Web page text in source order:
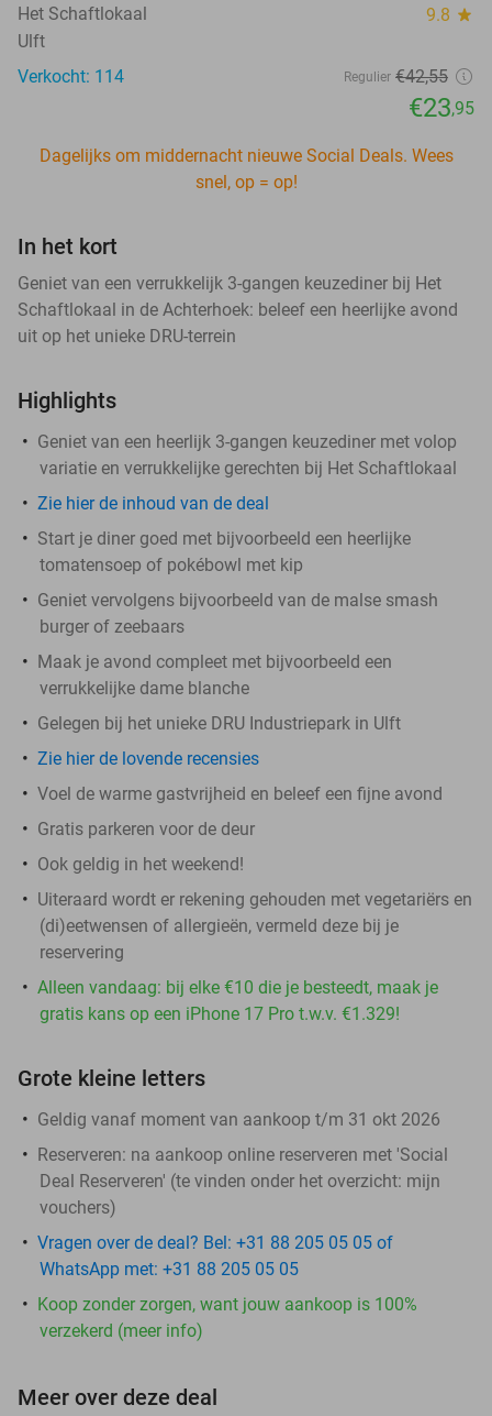
Het Schaftlokaal 9.8 star
Ulft
Verkocht: 114
Regulier €42,55
€23,95
Dagelijks om middernacht nieuwe Social Deals. Wees
snel, op = op!
In het kort
Geniet van een verrukkelijk 3-gangen keuzediner bij Het
Schaftlokaal in de Achterhoek: beleef een heerlijke avond
uit op het unieke DRU-terrein
Highlights
Geniet van een heerlijk 3-gangen keuzediner met volop
variatie en verrukkelijke gerechten bij Het Schaftlokaal
Zie hier de inhoud van de deal
Start je diner goed met bijvoorbeeld een heerlijke
tomatensoep of pokébowl met kip
Geniet vervolgens bijvoorbeeld van de malse smash
burger of zeebaars
Maak je avond compleet met bijvoorbeeld een
verrukkelijke dame blanche
Gelegen bij het unieke DRU Industriepark in Ulft
Zie hier de lovende recensies
Voel de warme gastvrijheid en beleef een fijne avond
Gratis parkeren voor de deur
Ook geldig in het weekend!
Uiteraard wordt er rekening gehouden met vegetariërs en
(di)eetwensen of allergieën, vermeld deze bij je
reservering
Alleen vandaag: bij elke €10 die je besteedt, maak je
gratis kans op een iPhone 17 Pro t.w.v. €1.329!
Grote kleine letters
Geldig vanaf moment van aankoop t/m 31 okt 2026
Reserveren: na aankoop online reserveren met 'Social
Deal Reserveren' (te vinden onder het overzicht: mijn
vouchers)
Vragen over de deal? Bel: +31 88 205 05 05 of
WhatsApp met: +31 88 205 05 05
Koop zonder zorgen, want jouw aankoop is 100%
verzekerd (meer info)
Meer over deze deal